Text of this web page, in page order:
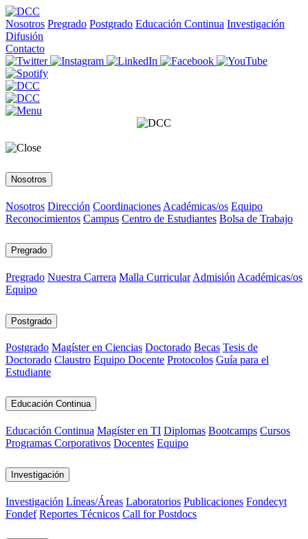
Nosotros Pregrado Postgrado Educación Continua Investigación
Difusión
Contacto
Nosotros
Nosotros Dirección Coordinaciones Académicas/os Equipo
Reconocimientos Campus Centro de Estudiantes Bolsa de Trabajo
Pregrado
Pregrado Nuestra Carrera Malla Curricular Admisión Académicas/os
Equipo
Postgrado
Postgrado Magíster en Ciencias Doctorado Becas Tesis de
Doctorado Claustro Equipo Docente Protocolos Guía para el
Estudiante
Educación Continua
Educación Continua Magíster en TI Diplomas Bootcamps Cursos
Programas Corporativos Docentes Equipo
Investigación
Investigación Líneas/Áreas Laboratorios Publicaciones Fondecyt
Fondef Reportes Técnicos Call for Postdocs